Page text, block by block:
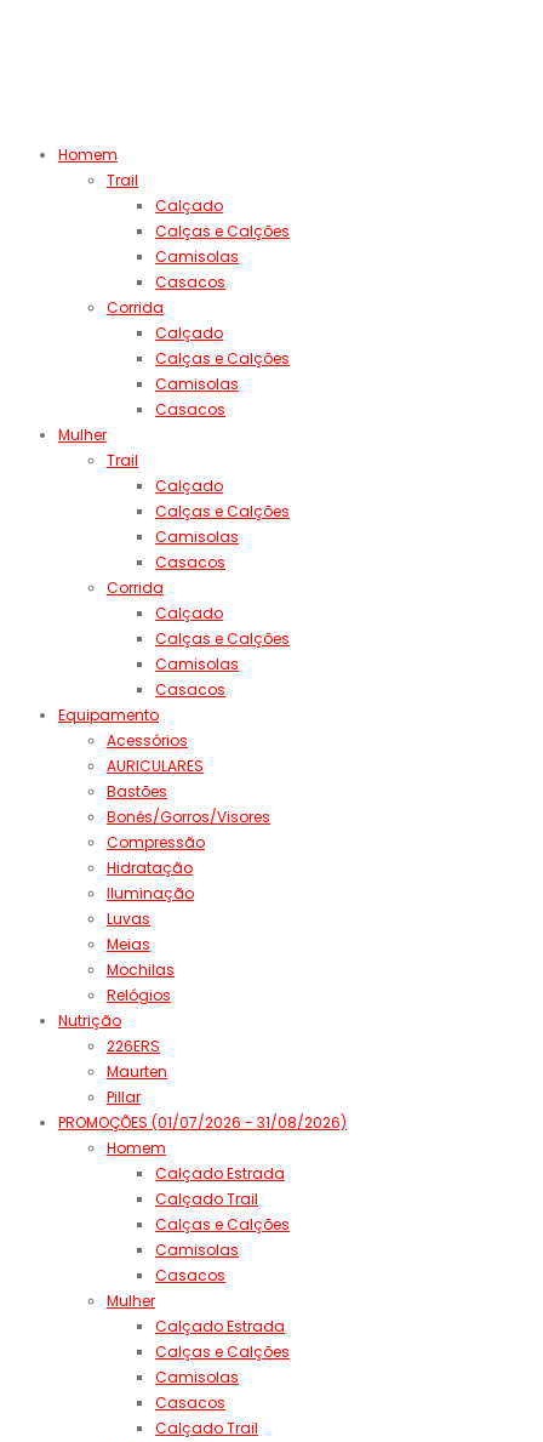
Homem
Trail
Calçado
Calças e Calções
Camisolas
Casacos
Corrida
Calçado
Calças e Calções
Camisolas
Casacos
Mulher
Trail
Calçado
Calças e Calções
Camisolas
Casacos
Corrida
Calçado
Calças e Calções
Camisolas
Casacos
Equipamento
Acessórios
AURICULARES
Bastões
Bonés/Gorros/Visores
Compressão
Hidratação
Iluminação
Luvas
Meias
Mochilas
Relógios
Nutrição
226ERS
Maurten
Pillar
PROMOÇÕES (01/07/2026 - 31/08/2026)
Homem
Calçado Estrada
Calçado Trail
Calças e Calções
Camisolas
Casacos
Mulher
Calçado Estrada
Calças e Calções
Camisolas
Casacos
Calçado Trail